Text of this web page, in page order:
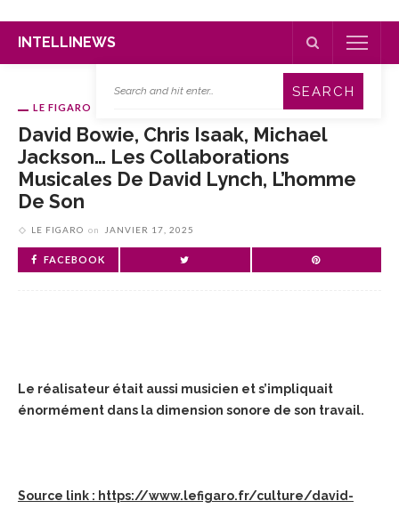
INTELLINEWS
LE FIGARO
David Bowie, Chris Isaak, Michael
Jackson… Les Collaborations
Musicales De David Lynch, L’homme
De Son
LE FIGARO on JANVIER 17, 2025
FACEBOOK
Le réalisateur était aussi musicien et s’impliquait
énormément dans la dimension sonore de son travail.
Source link : https://www.lefigaro.fr/culture/david-